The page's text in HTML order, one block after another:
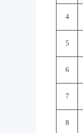
4
5
6
7
8